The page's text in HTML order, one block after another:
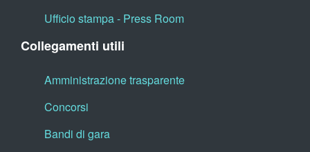
Ufficio stampa - Press Room
Collegamenti utili
Amministrazione trasparente
Concorsi
Bandi di gara